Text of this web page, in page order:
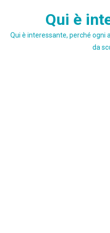
Qui è
Qui è interessante, perché ogni
da